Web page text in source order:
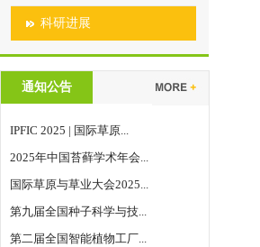
科研进展
通知公告
IPFIC 2025 | 国际草原...
2025年中国苔藓学术年会...
国际草原与草业大会2025...
第九届全国种子科学与技...
第二届全国智能植物工厂...